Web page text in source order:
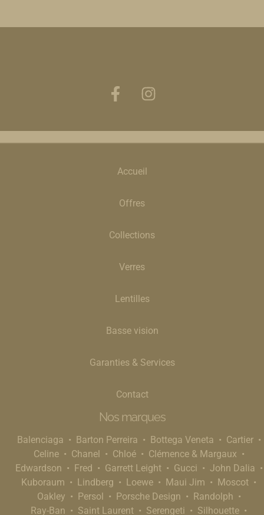
Accueil
Offres
Collections
Verres
Lentilles
Basse vision
Garanties & Services
Contact
Nos marques
Balenciaga Barton Perreira Bottega Veneta
Cartier
Celine
Chanel Chloé
Clémence & Margaux
Edwardson
Fred Garrett Leight Gucci
John Dalia
Kuboraum
Lindberg Loewe Maui Jim
Moscot
Oakley
Persol Porsche Design
Randolph
Ray-Ban
Saint Laurent Serengeti Silhouette